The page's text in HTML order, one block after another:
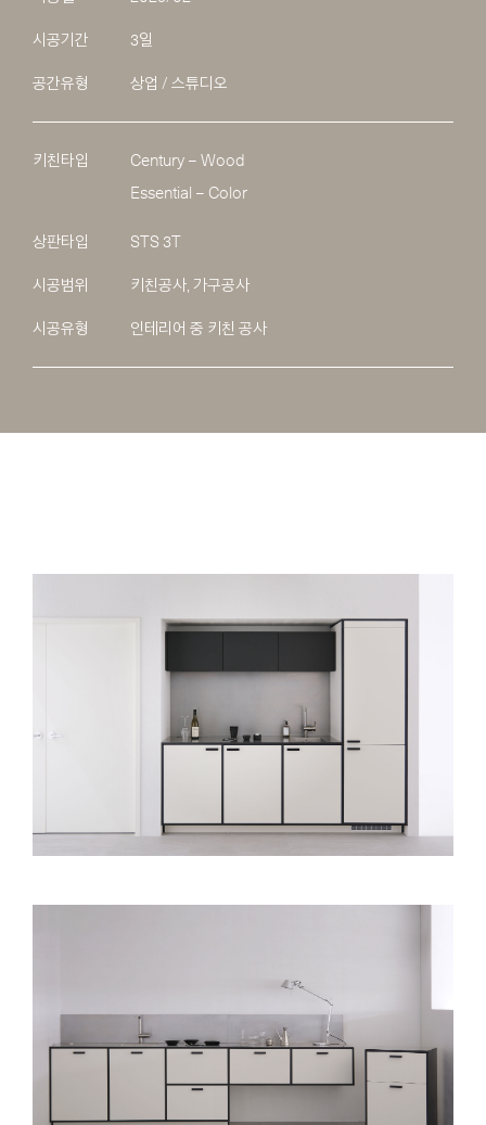
시공기간 3일
공간유형 상업 / 스튜디오
키친타입
Century – Wood
Essential – Color
상판타입 STS 3T
시공범위 키친공사, 가구공사
시공유형 인테리어 중 키친 공사